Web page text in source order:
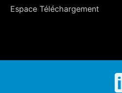
Espace Téléchargement